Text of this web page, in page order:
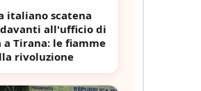
italiano scatena
all'ufficio di
a Tirana: le fiamme
rivoluzione